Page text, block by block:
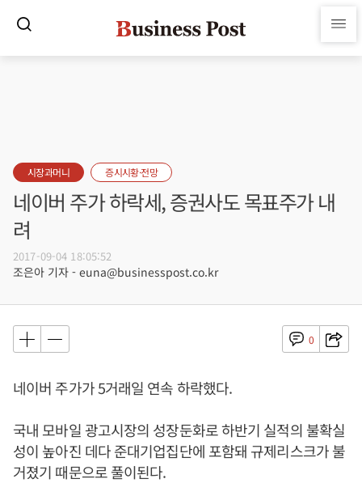
시장과머니 증시시황·전망
네이버 주가 하락세, 증권사도 목표주가 내
려
2017-09-04 18:05:52
조은아 기자 - euna@businesspost.co.kr
0
네이버 주가가 5거래일 연속 하락했다.
국내 모바일 광고시장의 성장둔화로 하반기 실적의 불확실
성이 높아진 데다 준대기업집단에 포함돼 규제리스크가 불
거졌기 때문으로 풀이된다.